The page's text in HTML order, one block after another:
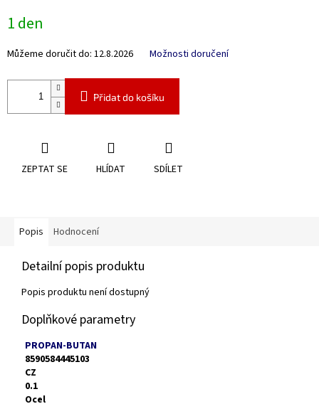
cena:
1 den
Můžeme doručit do: 12.8.2026 Možnosti doručení
Přidat do košíku
ZEPTAT SE HLÍDAT SDÍLET
Popis Hodnocení
Detailní popis produktu
Popis produktu není dostupný
Doplňkové parametry
PROPAN-BUTAN
8590584445103
CZ
0.1
Ocel